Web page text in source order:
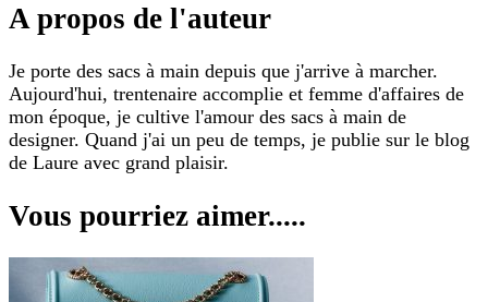
A propos de l'auteur
Je porte des sacs à main depuis que j'arrive à marcher.
Aujourd'hui, trentenaire accomplie et femme d'affaires de
mon époque, je cultive l'amour des sacs à main de
designer. Quand j'ai un peu de temps, je publie sur le blog
de Laure avec grand plaisir.
Vous pourriez aimer.....